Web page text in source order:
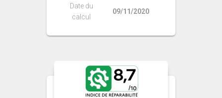
Date du
calcul
09/11/2020